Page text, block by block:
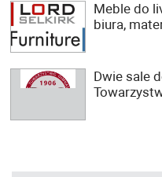
Meble do
biura,
Dwie sale